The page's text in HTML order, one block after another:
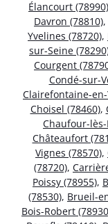
Élancourt (78990)
Davron (78810),
Yvelines (78720),
sur-Seine
Courgent
Condé-sur-
Clairefontaine-
Choisel (78460),
Chaufour-
Châteaufort
Vignes (78570),
(78720),
Poissy (78955),
(78530), Brueil-
Bois-Robert